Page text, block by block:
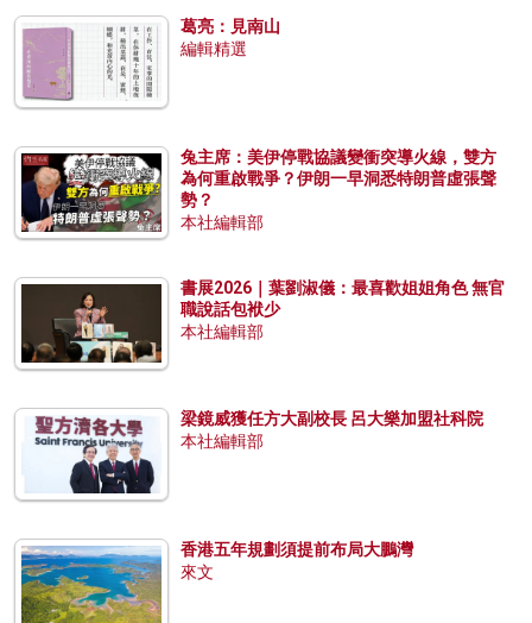
葛亮：見南山
編輯精選
兔主席：美伊停戰協議變衝突導火線，雙方
為何重啟戰爭？伊朗一早洞悉特朗普虛張聲
勢？
本社編輯部
書展2026｜葉劉淑儀：最喜歡姐姐角色 無官
職說話包袱少
本社編輯部
梁鏡威獲任方大副校長 呂大樂加盟社科院
本社編輯部
香港五年規劃須提前布局大鵬灣
來文